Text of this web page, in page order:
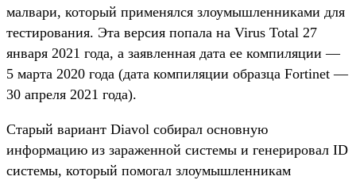
малвари, который применялся злоумышленниками для
тестирования. Эта версия попала на Virus Total 27
января 2021 года, а заявленная дата ее компиляции —
5 марта 2020 года (дата компиляции образца Fortinet —
30 апреля 2021 года).
Старый вариант Diavol собирал основную
информацию из зараженной системы и генерировал ID
системы, который помогал злоумышленникам